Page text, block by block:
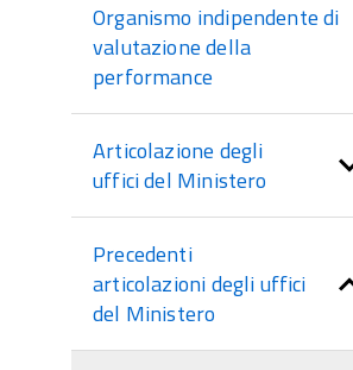
Organismo indipendente di
valutazione della
performance
Articolazione degli
uffici del Ministero
Precedenti
articolazioni degli uffici
del Ministero